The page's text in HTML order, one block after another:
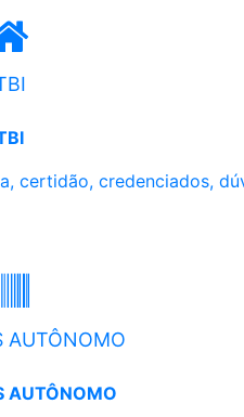
certidão, credenciados,
AUTÔNOMO
AUTÔNOMO